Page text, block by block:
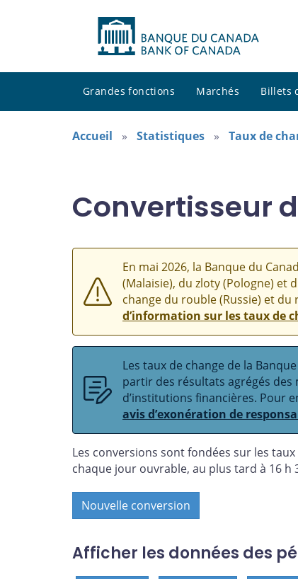
Grandes fonctions Marchés Billets
Accueil Statistiques Taux de
Convertisseur
En mai 2026, la Banque du
(Malaisie), du zloty (Pologne) et
change du rouble (Russie) et
d’information sur les taux de
Les taux de change de la
partir des résultats agrégés
d’institutions financières. Pour
avis d’exonération de
Les conversions sont fondées sur les
chaque jour ouvrable, au plus tard à 16 h
Nouvelle conversion
Afficher les données des